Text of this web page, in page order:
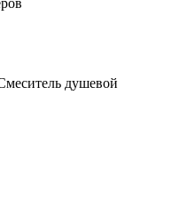
душевой